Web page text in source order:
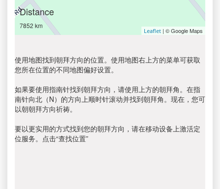
Distance
7852 km
Leaflet | © Google Maps
使用地图找到朝拜方向的位置。使用地图右上方的菜单可获取
您所在位置的不同地图偏好设置。
如果要使用指南针找到朝拜方向，请使用上方的朝拜角。在指
南针向北（N）的方向上顺时针滚动并找到朝拜角。现在，您可
以朝朝拜方向祈祷。
要以更实用的方式找到您的朝拜方向，请在移动设备上激活定
位服务。点击“查找位置”